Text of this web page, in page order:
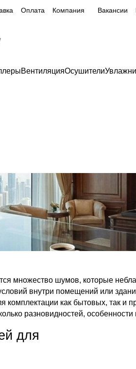
Оплата Компания Вакансии
ВентиляцияОсушители
множество шумов, которые
внутри помещений или
комплектации как бытовых, так
разновидностей,
для